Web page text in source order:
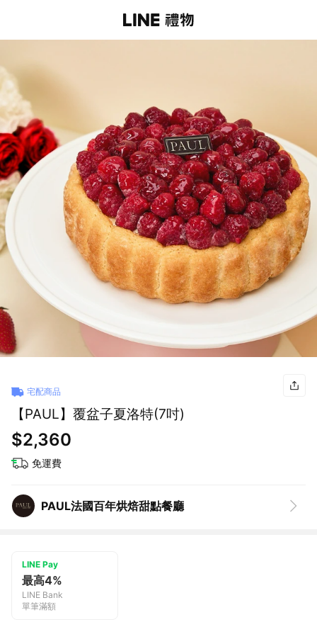
宅配商品
【PAUL】覆盆子夏洛特(7吋)
$2,360
免運費
PAUL法國百年烘焙甜點餐廳
LINE Pay
最高4%
LINE Bank
單筆滿額